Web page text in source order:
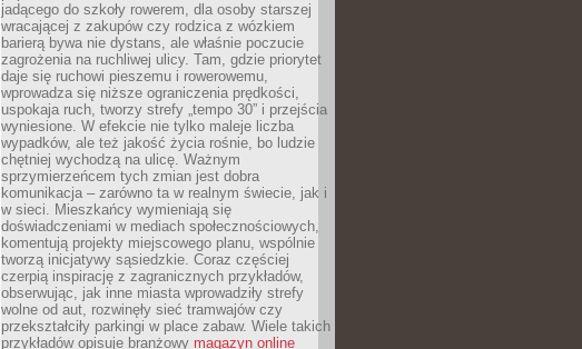
jadącego do szkoły rowerem, dla osoby starszej
wracającej z zakupów czy rodzica z wózkiem
barierą bywa nie dystans, ale właśnie poczucie
zagrożenia na ruchliwej ulicy. Tam, gdzie priorytet
daje się ruchowi pieszemu i rowerowemu,
wprowadza się niższe ograniczenia prędkości,
uspokaja ruch, tworzy strefy „tempo 30” i przejścia
wyniesione. W efekcie nie tylko maleje liczba
wypadków, ale też jakość życia rośnie, bo ludzie
chętniej wychodzą na ulicę. Ważnym
sprzymierzeńcem tych zmian jest dobra
komunikacja – zarówno ta w realnym świecie, jak i
w sieci. Mieszkańcy wymieniają się
doświadczeniami w mediach społecznościowych,
komentują projekty miejscowego planu, wspólnie
tworzą inicjatywy sąsiedzkie. Coraz częściej
czerpią inspirację z zagranicznych przykładów,
obserwując, jak inne miasta wprowadziły strefy
wolne od aut, rozwinęły sieć tramwajów czy
przekształciły parkingi w place zabaw. Wiele takich
przykładów opisuje branżowy magazyn online